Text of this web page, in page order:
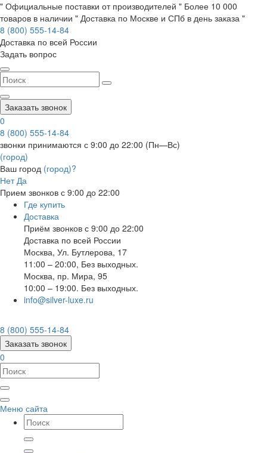
" Официальные поставки от производителей " Более 10 000
товаров в наличии " Доставка по Москве и СПб в день заказа "
8 (800) 555-14-84
Доставка по всей России
Задать вопрос
Заказать звонок
0
8 (800) 555-14-84
звонки принимаются с 9:00 до 22:00 (Пн—Вс)
(город)
Ваш город (город)?
Нет Да
Прием звонков с 9:00 до 22:00
Где купить
Доставка
Приём звонков с 9:00 до 22:00
Доставка по всей России
Москва, Ул. Бутлерова, 17
11:00 – 20:00, Без выходных.
Москва, пр. Мира, 95
10:00 – 19:00. Без выходных.
info@silver-luxe.ru
8 (800) 555-14-84
Заказать звонок
0
Меню сайта